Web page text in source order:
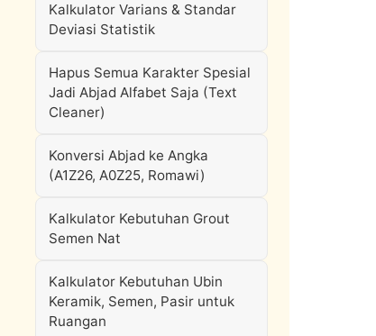
Kalkulator Varians & Standar
Deviasi Statistik
Hapus Semua Karakter Spesial
Jadi Abjad Alfabet Saja (Text
Cleaner)
Konversi Abjad ke Angka
(A1Z26, A0Z25, Romawi)
Kalkulator Kebutuhan Grout
Semen Nat
Kalkulator Kebutuhan Ubin
Keramik, Semen, Pasir untuk
Ruangan